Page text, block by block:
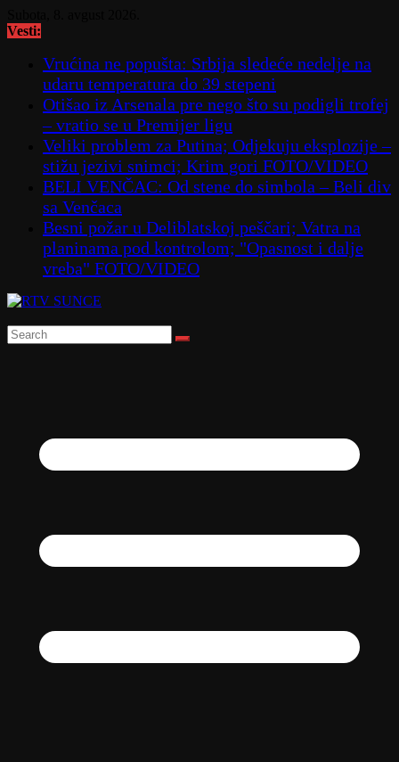
to
Vesti:
Vrućina ne popušta: Srbija sledeće nedelje na
udaru temperatura do 39 stepeni
Otišao iz Arsenala pre nego što su podigli trofej
– vratio se u Premijer ligu
Veliki problem za Putina; Odjekuju eksplozije –
stižu jezivi snimci; Krim gori FOTO/VIDEO
BELI VENČAC: Od stene do simbola – Beli div
sa Venčaca
Besni požar u Deliblatskoj peščari; Vatra na
planinama pod kontrolom; "Opasnost i dalje
vreba" FOTO/VIDEO